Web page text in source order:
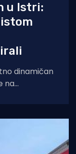
u Istri:
dinamičan
na